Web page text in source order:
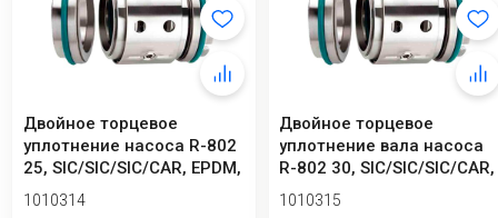
Двойное торцевое
уплотнение насоса R-802
25, SIC/SIC/SIC/CAR, EPDM,
304
1010314
Двойное торцевое
уплотнение вала насоса
R-802 30, SIC/SIC/SIC/CAR,
EPDM, 304
1010315